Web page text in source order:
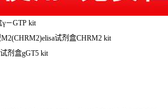
－GTP kit
试剂盒CHRM2 kit
剂盒gGT5 kit